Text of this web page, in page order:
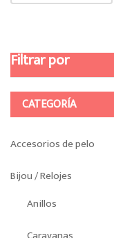
Filtrar por
CATEGORÍA
Accesorios de pelo
Bijou / Relojes
Anillos